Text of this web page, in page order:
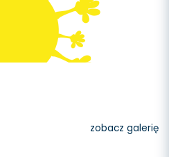
zobacz galerię